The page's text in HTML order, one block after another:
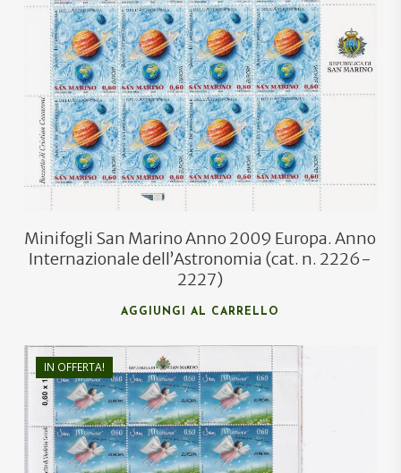
€36,00
€21,50
Minifogli San Marino Anno 2009 Europa. Anno
Internazionale dell’Astronomia (cat. n. 2226-
2227)
AGGIUNGI AL CARRELLO
IN OFFERTA!